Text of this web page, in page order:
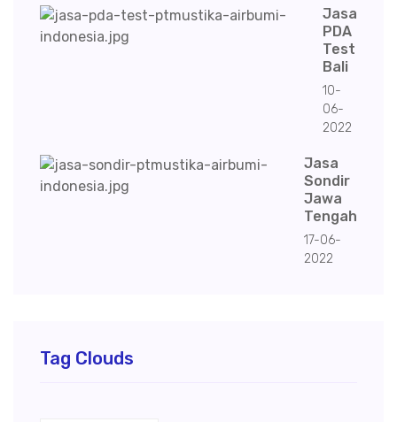
Jasa
PDA
Test
Bali
10-
06-
2022
Jasa
Sondir
Jawa
Tengah
17-06-
2022
Tag Clouds